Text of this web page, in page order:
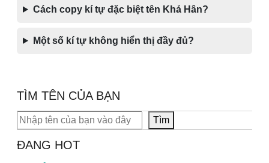
Cách copy kí tự đặc biệt tên Khả Hân?
Một số kí tự không hiển thị đầy đủ?
TÌM TÊN CỦA BẠN
Tìm kiếm Tìm
ĐANG HOT